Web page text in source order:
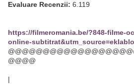
Evaluare Recenzii: 6.119
https://filmeromania.be/?848-filme-
online-
@@@@
|